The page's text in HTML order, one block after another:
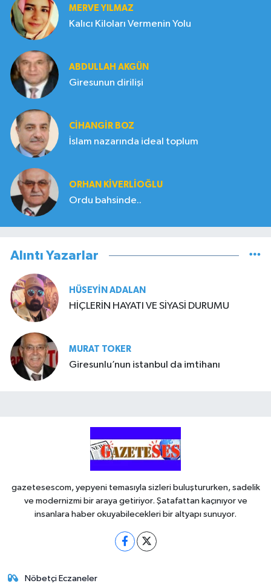
MERVE YILMAZ
Kalıcı Kiloları Vermenin Yolu
ABDULLAH AKGÜN
Giresunun dirilişi
CIHANGIR BOZ
İslam nazarında ideal toplum
ORHAN KIVERLIOĞLU
Ordu bahsinde..
Alıntı Yazarlar
HÜSEYIN ADALAN
HİÇLERİN HAYATI VE SİYASİ DURUMU
MURAT TOKER
Giresunlu’nun istanbul da imtihanı
gazetesescom, yepyeni temasıyla sizleri buluştururken, sadelik
ve modernizmi bir araya getiriyor. Şatafattan kaçınıyor ve
insanlara haber okuyabilecekleri bir altyapı sunuyor.
Nöbetçi Eczaneler